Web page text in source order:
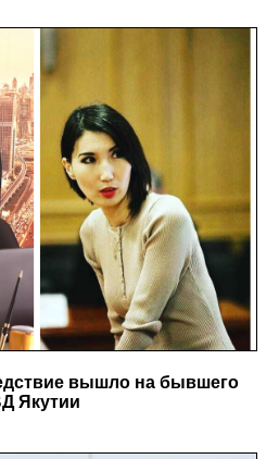
вышло на бывшего
Якутии